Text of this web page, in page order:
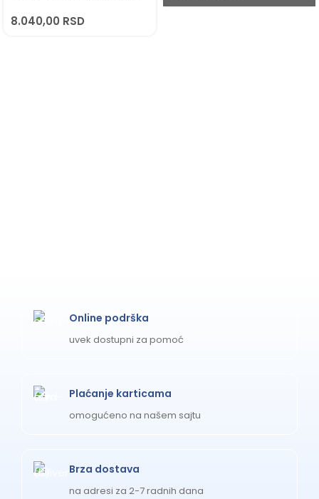
8.040,00 RSD
Online podrška
uvek dostupni za pomoć
Plaćanje karticama
omogućeno na našem sajtu
Brza dostava
na adresi za 2-7 radnih dana